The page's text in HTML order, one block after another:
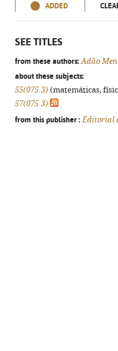
ADDED
SEE TITLES
from these authors: Adão
about these subjects:
55(075.3) (matemáticas,
57(075.3)
from this publisher : Editorial